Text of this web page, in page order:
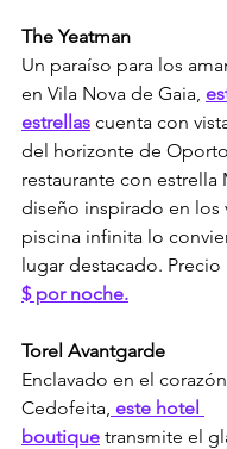
The Yeatman
Un paraíso para los
en Vila Nova de Gaia,
estrellas cuenta con
del horizonte de
restaurante con estrella
diseño inspirado en los
piscina infinita lo
lugar destacado.
$ por noche.
Torel Avantgarde
Enclavado en el
Cedofeita, este hotel
boutique transmite el